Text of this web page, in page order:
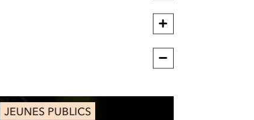
JEUNES PUBLICS